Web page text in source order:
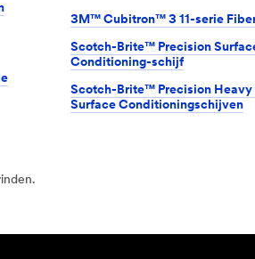
3M™ Cubitron™ 3 11-serie
Scotch-Brite™ Precision
Conditioning-schijf
Scotch-Brite™ Precision Heavy
Surface Conditioningschijven